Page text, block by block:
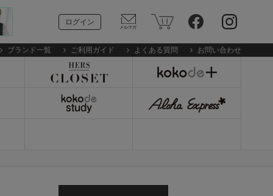
ログイン
ブランド一覧 ご利用ガイド よくある質問 お問い合わせ